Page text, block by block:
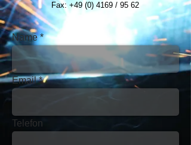
Fax:+49 (0) 4169 / 95 62
Name
Email
Telefon